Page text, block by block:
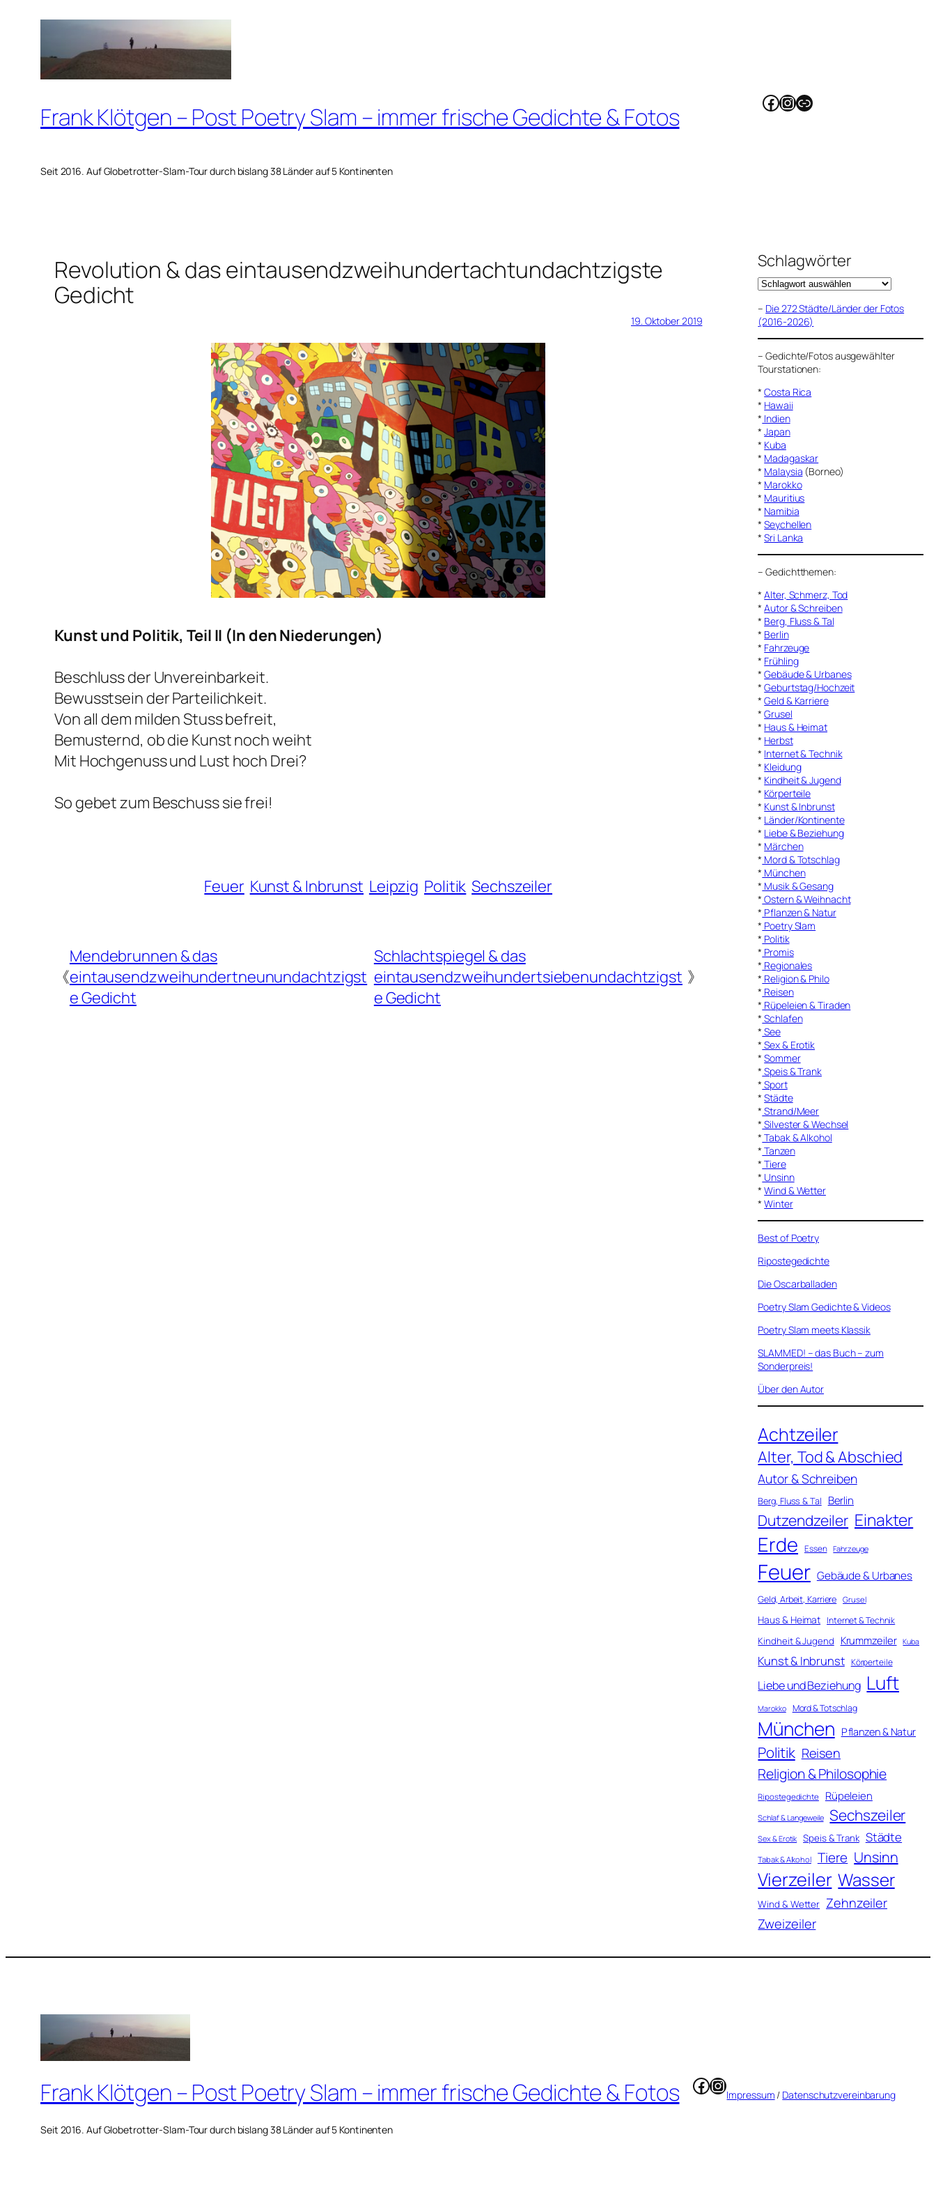
springen
Frank Klötgen – Post Poetry Slam – immer frische Gedichte & Fotos
Seit 2016. Auf Globetrotter-Slam-Tour durch bislang 38 Länder auf 5 Kontinenten
Facebook
Instagram
Link
Revolution & das eintausendzweihundertachtundachtzigste
Gedicht
19. Oktober 2019
Kunst und Politik, Teil II (In den Niederungen)
Beschluss der Unvereinbarkeit.
Bewusstsein der Parteilichkeit.
Von all dem milden Stuss befreit,
Bemusternd, ob die Kunst noch weiht
Mit Hochgenuss und Lust hoch Drei?
So gebet zum Beschuss sie frei!
Feuer Kunst & Inbrunst Leipzig Politik Sechszeiler
《
Mendebrunnen & das
eintausendzweihundertneunundachtzigst
e Gedicht
Schlachtspiegel & das
eintausendzweihundertsiebenundachtzigst
e Gedicht
》
Schlagwörter
– Die 272 Städte/Länder der Fotos
(2016-2026)
–Gedichte/Fotos ausgewählter
Tourstationen:
*Costa Rica
* Hawaii
* Indien
*Japan
* Kuba
* Madagaskar
* Malaysia (Borneo)
* Marokko
* Mauritius
* Namibia
*Seychellen
*Sri Lanka
–Gedichtthemen:
*Alter, Schmerz, Tod
*Autor & Schreiben
* Berg, Fluss & Tal
* Berlin
* Fahrzeuge
* Frühling
*Gebäude & Urbanes
*Geburtstag/Hochzeit
*Geld & Karriere
*Grusel
* Haus & Heimat
* Herbst
* Internet & Technik
* Kleidung
* Kindheit & Jugend
* Körperteile
* Kunst & Inbrunst
* Länder/Kontinente
* Liebe & Beziehung
* Märchen
* Mord & Totschlag
* München
* Musik & Gesang
* Ostern & Weihnacht
* Pflanzen & Natur
* Poetry Slam
* Politik
* Promis
* Regionales
* Religion & Philo
* Reisen
* Rüpeleien & Tiraden
* Schlafen
* See
* Sex & Erotik
*Sommer
* Speis & Trank
* Sport
*Städte
* Strand/Meer
* Silvester & Wechsel
* Tabak & Alkohol
* Tanzen
* Tiere
* Unsinn
*Wind & Wetter
*Winter
Best of Poetry
Ripostegedichte
Die Oscarballaden
Poetry Slam Gedichte & Videos
Poetry Slam meets Klassik
SLAMMED! – das Buch – zum
Sonderpreis!
Über den Autor
Achtzeiler
Alter, Tod & Abschied
Autor & Schreiben
Berg, Fluss & Tal Berlin
Dutzendzeiler Einakter
Erde Essen Fahrzeuge
Feuer Gebäude & Urbanes
Geld, Arbeit, Karriere Grusel
Haus & Heimat Internet & Technik
Kindheit & Jugend Krummzeiler Kuba
Kunst & Inbrunst Körperteile
Liebe und Beziehung Luft
Marokko Mord & Totschlag
München Pflanzen & Natur
Politik Reisen
Religion & Philosophie
Ripostegedichte Rüpeleien
Schlaf & Langeweile Sechszeiler
Sex & Erotik Speis & Trank Städte
Tabak & Alkohol Tiere Unsinn
Vierzeiler Wasser
Wind & Wetter Zehnzeiler
Zweizeiler
Frank Klötgen – Post Poetry Slam – immer frische Gedichte & Fotos
Seit 2016. Auf Globetrotter-Slam-Tour durch bislang 38 Länder auf 5 Kontinenten
Facebook
Instagram
Impressum / Datenschutzvereinbarung